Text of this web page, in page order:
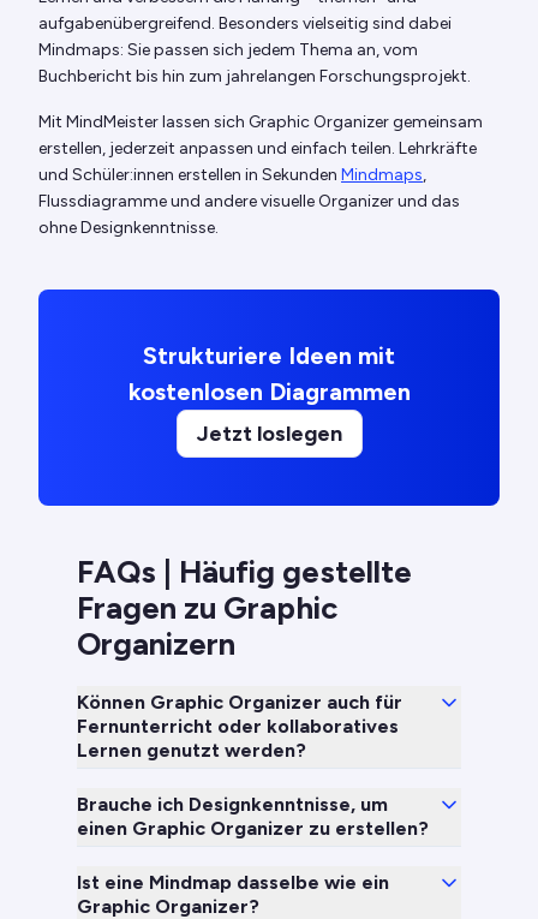
aufgabenübergreifend. Besonders vielseitig sind dabei
Mindmaps: Sie passen sich jedem Thema an, vom
Buchbericht bis hin zum jahrelangen Forschungsprojekt.
Mit MindMeister lassen sich Graphic Organizer gemeinsam
erstellen, jederzeit anpassen und einfach teilen. Lehrkräfte
und Schüler:innen erstellen in Sekunden Mindmaps,
Flussdiagramme und andere visuelle Organizer und das
ohne Designkenntnisse.
Strukturiere Ideen mit
kostenlosen Diagrammen
Jetzt loslegen
FAQs | Häufig gestellte
Fragen zu Graphic
Organizern
Können Graphic Organizer auch für
Fernunterricht oder kollaboratives
Lernen genutzt werden?
Brauche ich Designkenntnisse, um
einen Graphic Organizer zu erstellen?
Ist eine Mindmap dasselbe wie ein
Graphic Organizer?